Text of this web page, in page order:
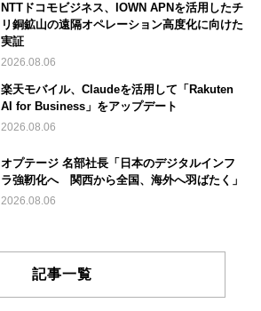
NTTドコモビジネス、IOWN APNを活用したチ
リ銅鉱山の遠隔オペレーション高度化に向けた
実証
2026.08.06
楽天モバイル、Claudeを活用して「Rakuten
AI for Business」をアップデート
2026.08.06
オプテージ 名部社長「日本のデジタルインフ
ラ強靭化へ 関西から全国、海外へ羽ばたく」
2026.08.06
記事一覧